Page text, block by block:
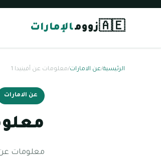
🇦🇪زوومالإمارات
الرئيسية/عن الامارات/معلومات عن أفينيدا 1
عن الامارات